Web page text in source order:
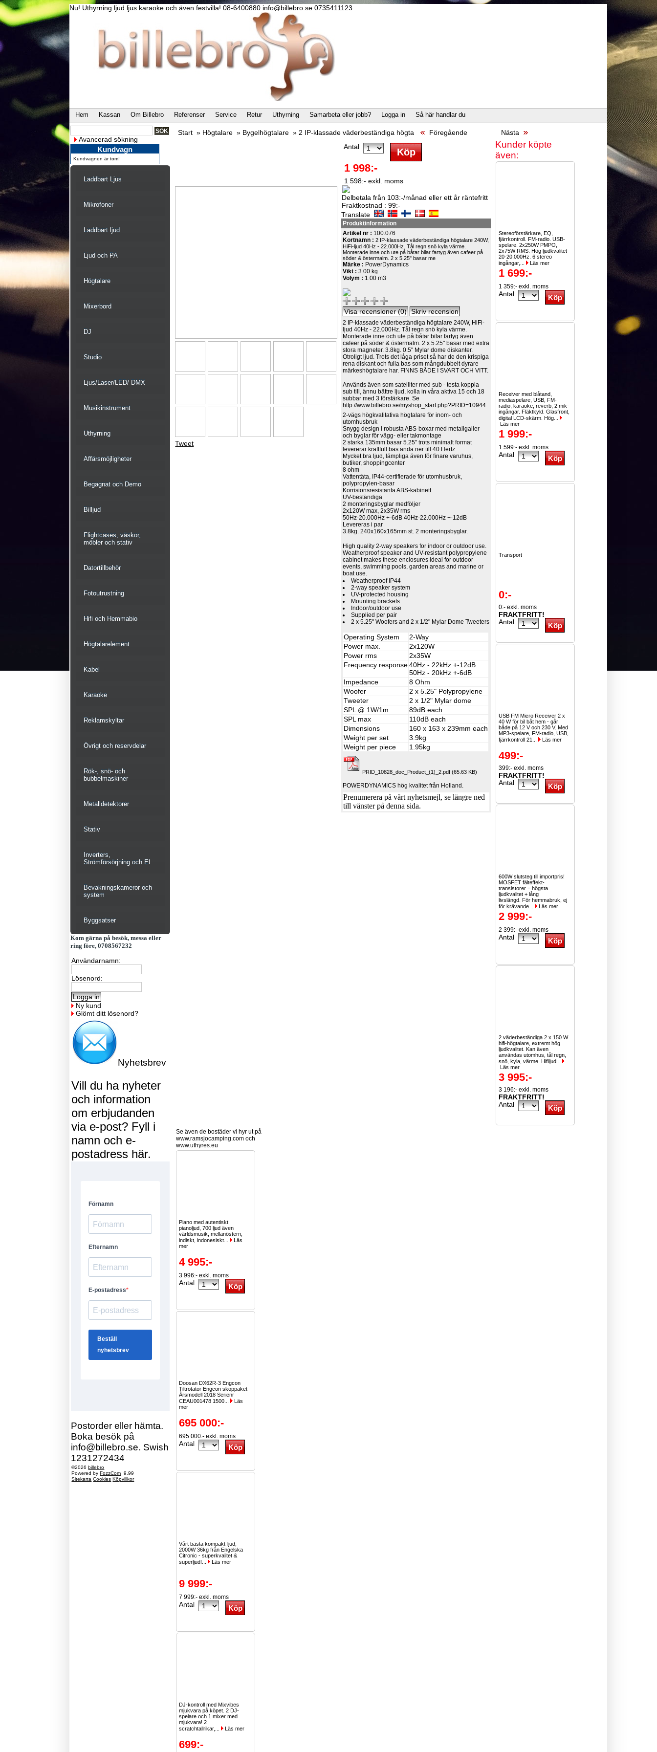
Nu! Uthyrning ljud ljus karaoke och även festvilla! 08-6400880 info@billebro.se 0735411123
Hem Kassan Om Billebro Referenser Service Retur Uthyrning Samarbeta eller jobb? Logga in Så här handlar du
Avancerad sökning
Kundvagn
Kundvagnen är tom!
Laddbart Ljus
Mikrofoner
Laddbart ljud
Ljud och PA
Högtalare
Mixerbord
DJ
Studio
Ljus/Laser/LED/ DMX
Musikinstrument
Uthyrning
Affärsmöjligheter
Begagnat och Demo
Billjud
Flightcases, väskor,
möbler och stativ
Datortillbehör
Fotoutrustning
Hifi och Hemmabio
Högtalarelement
Kabel
Karaoke
Reklamskyltar
Övrigt och reservdelar
Rök-, snö- och
bubbelmaskiner
Metalldetektorer
Stativ
Inverters,
Strömförsörjning och El
Bevakningskameror och
system
Byggsatser
Kom gärna på besök, messa eller
ring före, 0708567232
Användarnamn:
Lösenord:
Ny kund
Glömt ditt lösenord?
Nyhetsbrev
Vill du ha nyheter
och information
om erbjudanden
via e-post? Fyll i
namn och e-
postadress här.
Postorder eller hämta.
Boka besök på
info@billebro.se. Swish
1231272434
©2026billebro
Powered byFozzCom 9.99
Sitekarta Cookies Köpvillkor
Start » Högtalare » Bygelhögtalare » 2 IP-klassade väderbeständiga högta Föregående Nästa
Tweet
Antal
1 998:-
1 598:- exkl. moms
Delbetala från 103:-/månad eller ett år räntefritt
Fraktkostnad : 99:-
Translate
Produktinformation
Artikel nr : 100.076
Kortnamn :2 IP-klassade väderbeständiga högtalare 240W,
HiFi-ljud 40Hz - 22.000Hz. Tål regn snö kyla värme.
Monterade inne och ute på båtar bilar fartyg även cafeer på
söder & östermalm. 2 x 5.25" basar me
Märke : PowerDynamics
Vikt :3.00 kg
Volym : 1.00 m3
2 IP-klassade väderbeständiga högtalare 240W, HiFi-
ljud 40Hz - 22.000Hz. Tål regn snö kyla värme.
Monterade inne och ute på båtar bilar fartyg även
cafeer på söder & östermalm. 2 x 5.25" basar med extra
stora magneter. 3.8kg. 0.5" Mylar dome diskanter.
Otroligt ljud. Trots det låga priset så har de den krispiga
rena diskant och fulla bas som mångdubbelt dyrare
märkeshögtalare har. FINNS BÅDE I SVART OCH VITT.
Används även som satelliter med sub - testa koppla
sub till, ännu bättre ljud, kolla in våra aktiva 15 och 18
subbar med 3 förstärkare. Se
http://www.billebro.se/myshop_start.php?PRID=10944
2-vägs högkvalitativa högtalare för inom- och
utomhusbruk
Snygg design i robusta ABS-boxar med metallgaller
och byglar för vägg- eller takmontage
2 starka 135mm basar 5.25" trots minimalt format
levererar kraftfull bas ända ner till 40 Hertz
Mycket bra ljud, lämpliga även för finare varuhus,
butiker, shoppingcenter
8 ohm
Vattentäta, IP44-certifierade för utomhusbruk,
polypropylen-basar
Korrisionsresistanta ABS-kabinett
UV-beständiga
2 monteringsbyglar medföljer
2x120W max, 2x35W rms
50Hz-20.000Hz +-6dB 40Hz-22.000Hz +-12dB
Levereras i par
3.8kg. 240x160x165mm st. 2 monteringsbyglar.
High quality 2-way speakers for indoor or outdoor use.
Weatherproof speaker and UV-resistant polypropylene
cabinet makes these enclosures ideal for outdoor
events, swimming pools, garden areas and marine or
boat use.
Weatherproof IP44
2-way speaker system
UV-protected housing
Mounting brackets
Indoor/outdoor use
Supplied per pair
2 x 5.25" Woofers and 2 x 1/2" Mylar Dome Tweeters
Operating System
2-Way
Power max.
2x120W
Power rms
2x35W
Frequency response 40Hz - 22kHz +-12dB
50Hz - 20kHz +-6dB
Impedance
8 Ohm
Woofer
2 x 5.25" Polypropylene
Tweeter
2 x 1/2" Mylar dome
SPL @ 1W/1m
89dB each
SPL max
110dB each
Dimensions
160 x 163 x 239mm each
Weight per set
3.9kg
Weight per piece
1.95kg
PRID_10828_doc_Product_(1)_2.pdf (65.63 KB)
POWERDYNAMICS hög kvalitet från Holland.
Prenumerera på vårt nyhetsmejl, se längre ned
till vänster på denna sida.
Kunder köpte
även:
Stereoförstärkare, EQ,
fjärrkontroll. FM-radio. USB-
spelare. 2x250W PMPO,
2x75W RMS. Hög ljudkvalitet
20-20.000Hz. 6 stereo
ingångar,...
Läs mer
1 699:-
1 359:- exkl. moms
Antal
Receiver med blåtand,
mediaspelare, USB, FM-
radio, karaoke, reverb, 2 mik-
ingångar. Fläktkyld. Glasfront,
digital LCD-skärm. Hög...
Läs mer
1 999:-
1 599:- exkl. moms
Antal
Transport
0:-
0:- exkl. moms
FRAKTFRITT!
Antal
USB FM Micro Receiver 2 x
40 W för bil båt hem - går
både på 12 V och 230 V. Med
MP3-spelare, FM-radio, USB,
fjärrkontroll 21...
Läs mer
499:-
399:- exkl. moms
FRAKTFRITT!
Antal
600W slutsteg till importpris!
MOSFET fälteffekt-
transistorer = högsta
ljudkvalitet + lång
livslängd. För hemmabruk, ej
för krävande...
Läs mer
2 999:-
2 399:- exkl. moms
Antal
2 väderbeständiga 2 x 150 W
hifi-högtalare, extremt hög
ljudkvalitet. Kan även
användas utomhus, tål regn,
snö, kyla, värme. Hifiljud...
Läs mer
3 995:-
3 196:- exkl. moms
FRAKTFRITT!
Antal
Se även de bostäder vi hyr ut på
www.ramsjocamping.com och
www.uthyres.eu
Piano med autentiskt
pianoljud, 700 ljud även
världsmusik, mellanöstern,
indiskt, indonesiskt...
Läs
mer
4 995:-
3 996:- exkl. moms
Antal
Doosan DX62R-3 Engcon
Tiltrotator Engcon skoppaket
Årsmodell 2018 Serienr
CEAU001478 1500...
Läs
mer
695 000:-
695 000:- exkl. moms
Antal
Vårt bästa kompakt-ljud,
2000W 36kg från Engelska
Citronic - superkvalitet &
superljud!...
Läs mer
9 999:-
7 999:- exkl. moms
Antal
DJ-kontroll med Mixvibes
mjukvara på köpet. 2 DJ-
spelare och 1 mixer med
mjukvara! 2
scratchtallrikar,...
Läs mer
699:-